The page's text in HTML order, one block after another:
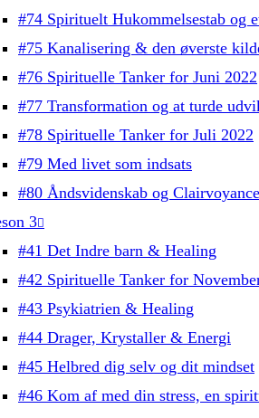
#74 Spirituelt Hukommelsestab og
#75 Kanalisering & den øverste
#76 Spirituelle Tanker for Juni 2022
#77 Transformation og at turde
#78 Spirituelle Tanker for Juli 2022
#79 Med livet som indsats
#80 Åndsvidenskab og Clairvoyance
3
#41 Det Indre barn & Healing
#42 Spirituelle Tanker for
#43 Psykiatrien & Healing
#44 Drager, Krystaller & Energi
#45 Helbred dig selv og dit mindset
#46 Kom af med din stress, en